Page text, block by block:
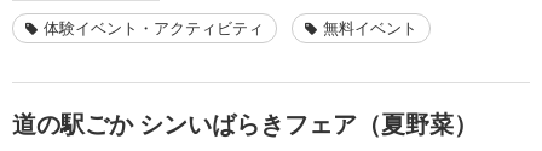
体験イベント・アクティビティ 無料イベント
道の駅ごか シンいばらきフェア（夏野菜）